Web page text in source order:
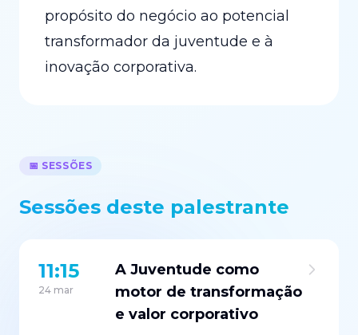
propósito do negócio ao potencial
transformador da juventude e à
inovação corporativa.
📅 SESSÕES
Sessões deste palestrante
11:15
24 mar
A Juventude como
motor de transformação
e valor corporativo